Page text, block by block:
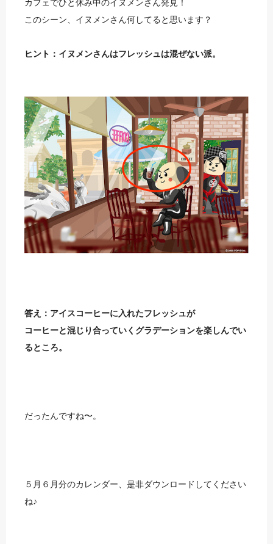
カフェでひと休み中のイヌメンさん発見！
このシーン、イヌメンさん何してると思います？
ヒント：イヌメンさんはフレッシュは混ぜない派。
答え：アイスコーヒーに入れたフレッシュが
コーヒーと混じり合っていくグラデーションを楽しんでい
るところ。
だったんですね〜。
５月６月分のカレンダー、是非ダウンロードしてください
ね♪